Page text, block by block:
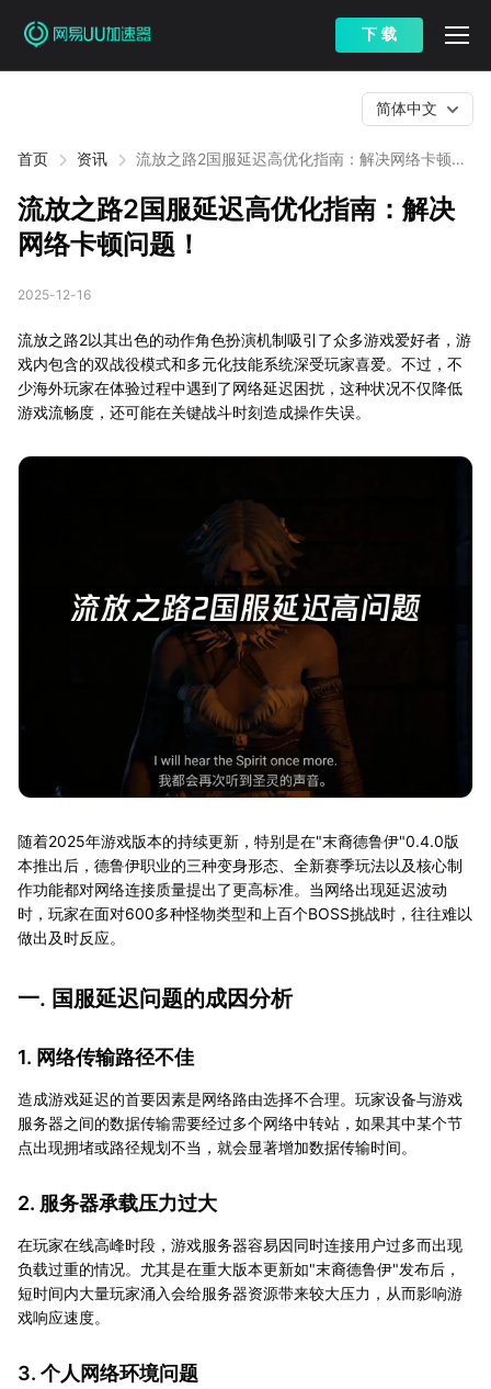
下 载
首页 资讯
流放之路2国服延迟高优化指南：解决网络卡顿问
简体中文
流放之路2国服延迟高优化指南：解决
网络卡顿问题！
2025-12-16
流放之路2以其出色的动作角色扮演机制吸引了众多游戏爱好者，游
戏内包含的双战役模式和多元化技能系统深受玩家喜爱。不过，不
少海外玩家在体验过程中遇到了网络延迟困扰，这种状况不仅降低
游戏流畅度，还可能在关键战斗时刻造成操作失误。
随着2025年游戏版本的持续更新，特别是在"末裔德鲁伊"0.4.0版
本推出后，德鲁伊职业的三种变身形态、全新赛季玩法以及核心制
作功能都对网络连接质量提出了更高标准。当网络出现延迟波动
时，玩家在面对600多种怪物类型和上百个BOSS挑战时，往往难以
做出及时反应。
一. 国服延迟问题的成因分析
1. 网络传输路径不佳
造成游戏延迟的首要因素是网络路由选择不合理。玩家设备与游戏
服务器之间的数据传输需要经过多个网络中转站，如果其中某个节
点出现拥堵或路径规划不当，就会显著增加数据传输时间。
2. 服务器承载压力过大
在玩家在线高峰时段，游戏服务器容易因同时连接用户过多而出现
负载过重的情况。尤其是在重大版本更新如"末裔德鲁伊"发布后，
短时间内大量玩家涌入会给服务器资源带来较大压力，从而影响游
戏响应速度。
3. 个人网络环境问题